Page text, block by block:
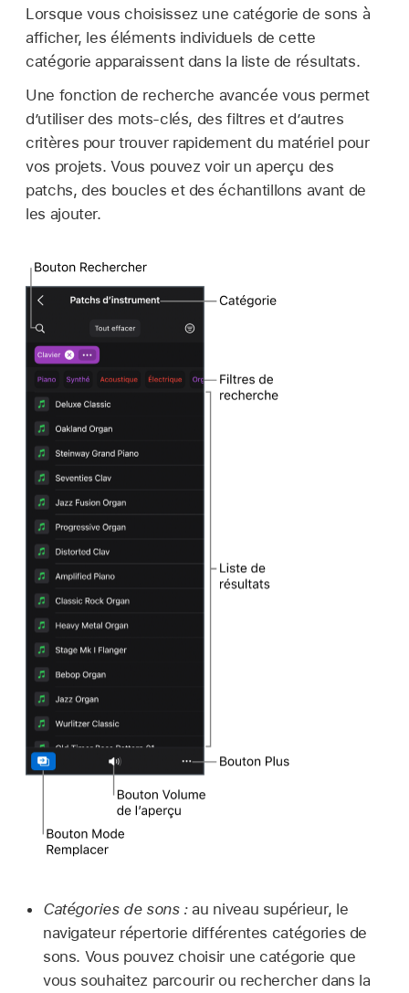
Lorsque vous choisissez une catégorie de sons à
afficher, les éléments individuels de cette
catégorie apparaissent dans la liste de résultats.
Une fonction de recherche avancée vous permet
d’utiliser des mots-clés, des filtres et d’autres
critères pour trouver rapidement du matériel pour
vos projets. Vous pouvez voir un aperçu des
patchs, des boucles et des échantillons avant de
les ajouter.
Catégories de sons :au niveau supérieur, le
navigateur répertorie différentes catégories de
sons. Vous pouvez choisir une catégorie que
vous souhaitez parcourir ou rechercher dans la